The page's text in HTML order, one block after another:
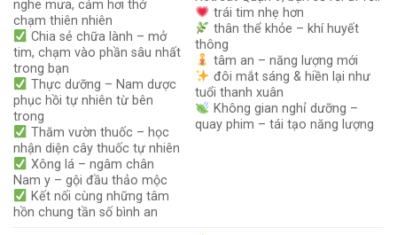
nghe mưa, cảm hơi thở
chạm thiên nhiên
Chia sẻ chữa lành – mở
tim, chạm vào phần sâu nhất
trong bạn
Thực dưỡng – Nam dược
phục hồi tự nhiên từ bên
trong
Thăm vườn thuốc – học
nhận diện cây thuốc tự nhiên
Xông lá – ngâm chân
Nam y – gội đầu thảo mộc
Kết nối cùng những tâm
hồn chung tần số bình an
trái tim nhẹ hơn
thân thể khỏe – khí huyết
thông
tâm an – năng lượng mới
đôi mắt sáng & hiền lại như
tuổi thanh xuân
Không gian nghỉ dưỡng –
quay phim – tái tạo năng lượng